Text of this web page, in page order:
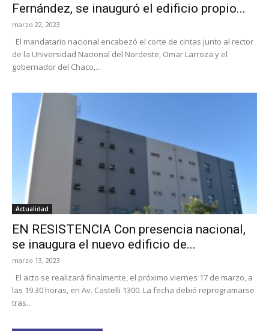
Fernández, se inauguró el edificio propio...
marzo 22, 2023
El mandatario nacional encabezó el corte de cintas junto al rector
de la Universidad Nacional del Nordeste, Omar Larroza y el
gobernador del Chaco,...
Actualidad
EN RESISTENCIA Con presencia nacional,
se inaugura el nuevo edificio de...
marzo 13, 2023
El acto se realizará finalmente, el próximo viernes 17 de marzo, a
las 19.30 horas, en Av. Castelli 1300. La fecha debió reprogramarse
tras...